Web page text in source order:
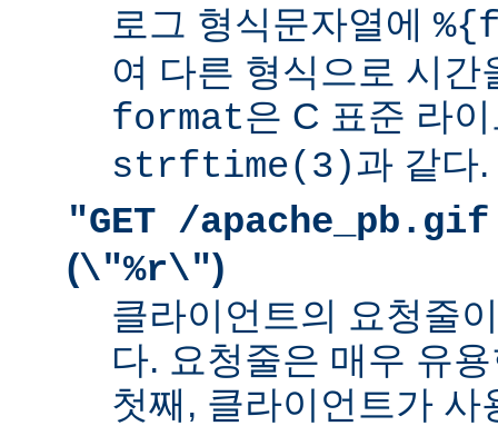
로그 형식문자열에
여 다른 형식으로 시간
format은 C 표준 라
strftime(3)과 같다.
"GET /
(\"%r\")
클라이언트의 요청줄
다. 요청줄은 매우 유
첫째, 클라이언트가